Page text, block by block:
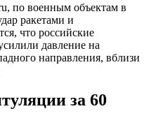
по военным объектам в
ракетами и
что российские
давление на
направления, вблизи
за 60